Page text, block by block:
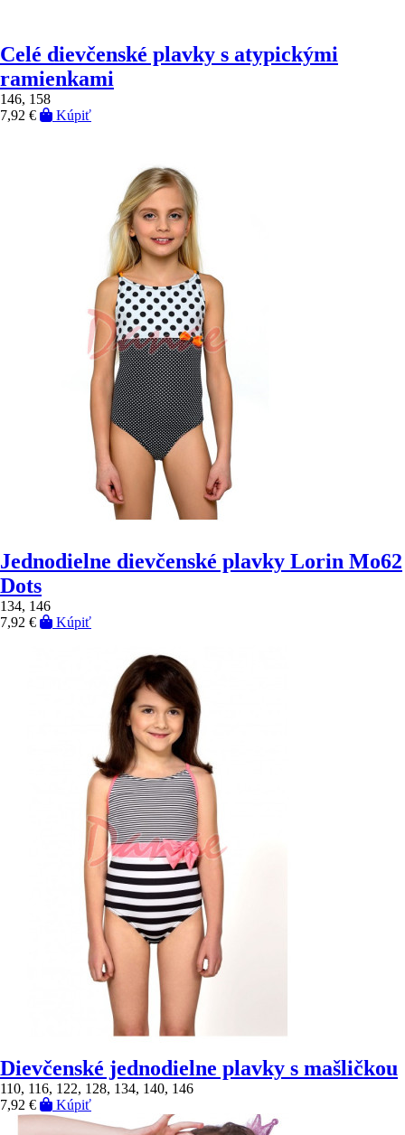
Celé dievčenské plavky s atypickými
ramienkami
146, 158
7,92 €
Kúpiť
Jednodielne dievčenské plavky Lorin Mo62
Dots
134, 146
7,92 €
Kúpiť
Dievčenské jednodielne plavky s mašličkou
110, 116, 122, 128, 134, 140, 146
7,92 €
Kúpiť